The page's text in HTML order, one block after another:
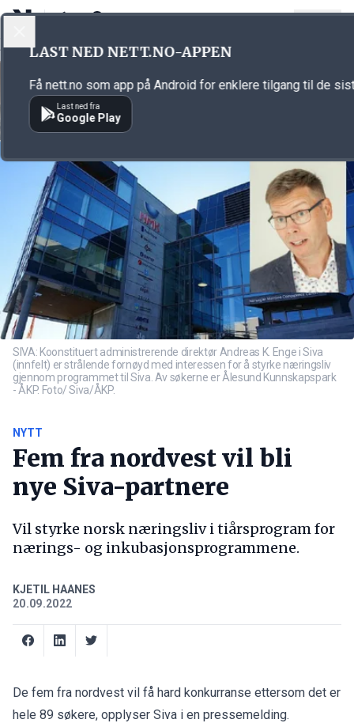
Annonsørinnhold
SIVA: Koonstituert administrerende direktør Andreas K. Enge i Siva
(innfelt) er strålende fornøyd med interessen for å styrke næringsliv
gjennom programmet til Siva. Av søkerne er Ålesund Kunnskapspark
- ÅKP. Foto/ Siva/ÅKP.
NYTT
Fem fra nordvest vil bli
nye Siva-partnere
Vil styrke norsk næringsliv i tiårsprogram for
nærings- og inkubasjonsprogrammene.
KJETIL HAANES
20.09.2022
De fem fra nordvest vil få hard konkurranse ettersom det er
hele 89 søkere, opplyser Siva i en pressemelding.
LAST NED NETT.NO-APPEN
Få nett.no som app på Android for enklere tilgang til de
Last ned fra
Google Play